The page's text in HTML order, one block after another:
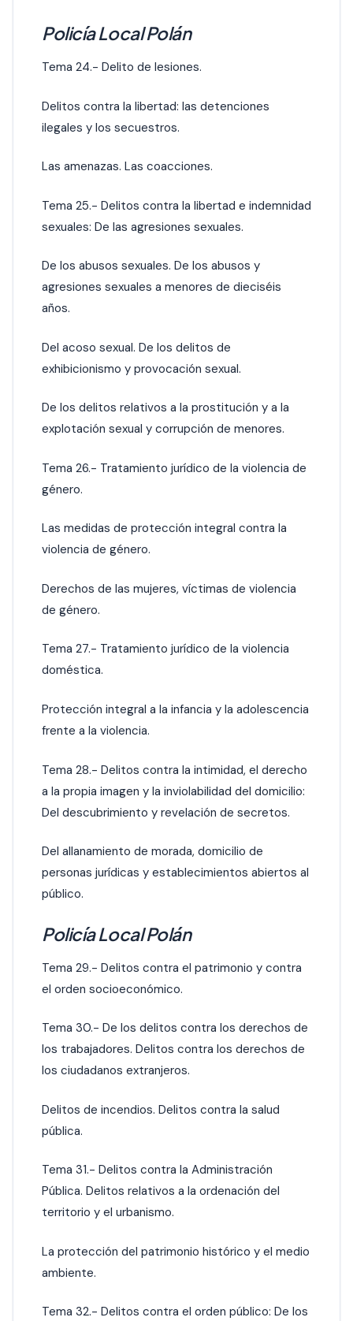
Policía Local Polán
Tema 24.- Delito de lesiones.
Delitos contra la libertad: las detenciones
ilegales y los secuestros.
Las amenazas. Las coacciones.
Tema 25.- Delitos contra la libertad e indemnidad
sexuales: De las agresiones sexuales.
De los abusos sexuales. De los abusos y
agresiones sexuales a menores de dieciséis
años.
Del acoso sexual. De los delitos de
exhibicionismo y provocación sexual.
De los delitos relativos a la prostitución y a la
explotación sexual y corrupción de menores.
Tema 26.- Tratamiento jurídico de la violencia de
género.
Las medidas de protección integral contra la
violencia de género.
Derechos de las mujeres, víctimas de violencia
de género.
Tema 27.- Tratamiento jurídico de la violencia
doméstica.
Protección integral a la infancia y la adolescencia
frente a la violencia.
Tema 28.- Delitos contra la intimidad, el derecho
a la propia imagen y la inviolabilidad del domicilio:
Del descubrimiento y revelación de secretos.
Del allanamiento de morada, domicilio de
personas jurídicas y establecimientos abiertos al
público.
Policía Local Polán
Tema 29.- Delitos contra el patrimonio y contra
el orden socioeconómico.
Tema 30.- De los delitos contra los derechos de
los trabajadores. Delitos contra los derechos de
los ciudadanos extranjeros.
Delitos de incendios. Delitos contra la salud
pública.
Tema 31.- Delitos contra la Administración
Pública. Delitos relativos a la ordenación del
territorio y el urbanismo.
La protección del patrimonio histórico y el medio
ambiente.
Tema 32.- Delitos contra el orden público: De los